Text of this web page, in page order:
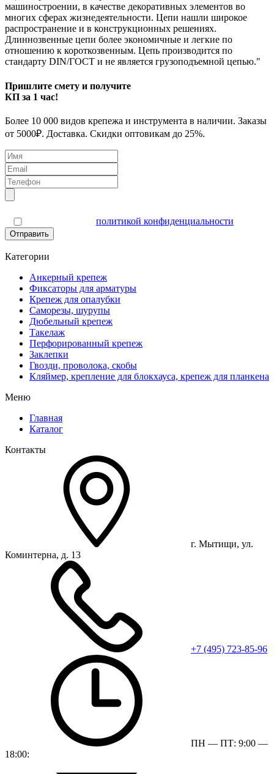
машиностроении, в качестве декоративных элементов во
многих сферах жизнедеятельности. Цепи нашли широкое
распространение и в конструкционных решениях.
Длиннозвенные цепи более экономичные и легкие по
отношению к короткозвенным. Цепь производится по
стандарту DIN/ГОСТ и не является грузоподъемной цепью."
Пришлите смету и получите
КП за 1 час!
Более 10 000 видов крепежа и инструмента в наличии. Заказы
от 5000₽. Доставка. Скидки оптовикам до 25%.
политикой конфиденциальности
Отправить
Категории
Анкерный крепеж
Фиксаторы для арматуры
Крепеж для опалубки
Саморезы, шурупы
Дюбельный крепеж
Такелаж
Перфорированный крепеж
Заклепки
Гвозди, проволока, скобы
Кляймер, крепление для блокхауса, крепеж для планкена
Меню
Главная
Каталог
Контакты
г. Мытищи, ул.
Коминтерна, д. 13
+7 (495) 723-85-96
ПН — ПТ: 9:00 —
18:00: